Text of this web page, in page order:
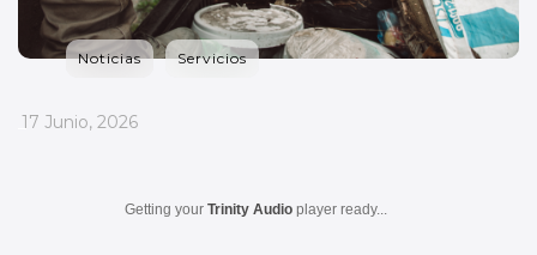
Noticias Servicios
_
17 Junio, 2026
Getting your Trinity Audio player ready...